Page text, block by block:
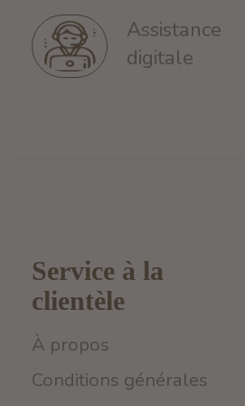
Assistance
digitale
Service à la
clientèle
À propos
Conditions générales